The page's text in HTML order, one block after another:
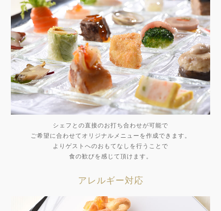
シェフとの直接のお打ち合わせが可能で
ご希望に合わせてオリジナルメニューを作成できます。
よりゲストへのおもてなしを行うことで
食の歓びを感じて頂けます。
アレルギー対応